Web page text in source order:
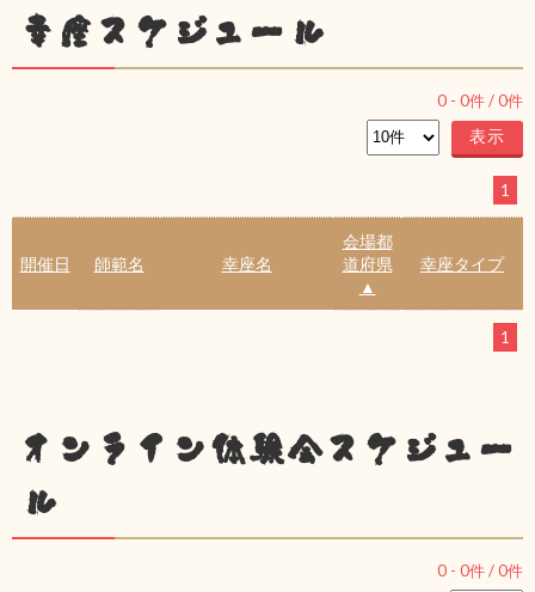
幸座スケジュール
0 - 0件 /0件
1
開催日 師範名 幸座名
会場都
道府県
▲
幸座タイプ
1
オンライン体験会スケジュー
ル
0 - 0件 /0件